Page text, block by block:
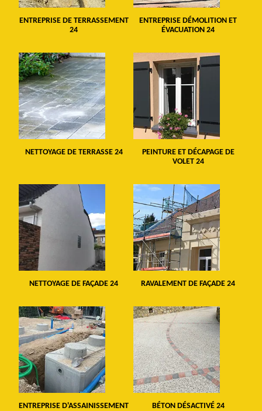
ENTREPRISE DE TERRASSEMENT
24
ENTREPRISE DÉMOLITION ET
ÉVACUATION 24
NETTOYAGE DE TERRASSE 24
PEINTURE ET DÉCAPAGE DE
VOLET 24
NETTOYAGE DE FAÇADE 24 RAVALEMENT DE FAÇADE 24
ENTREPRISE D'ASSAINISSEMENT BÉTON DÉSACTIVÉ 24